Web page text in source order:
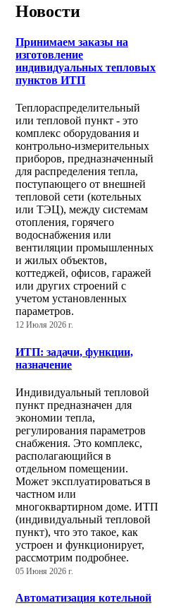
Новости
Принимаем заказы на
изготовление
индивидуальных тепловых
пунктов ИТП
Теплораспределительный
или тепловой пункт - это
комплекс оборудования и
контрольно-измерительных
приборов, предназначенный
для распределения тепла,
поступающего от внешней
тепловой сети (котельных
или ТЭЦ), между системам
отопления, горячего
водоснабжения или
вентиляции промышленных
и жилых объектов,
коттеджей, офисов, гаражей
или других строений с
учетом установленных
параметров.
12 Июля 2026 г.
ИТП: задачи, функции,
назначение
Индивидуальный тепловой
пункт предназначен для
экономии тепла,
регулирования параметров
снабжения. Это комплекс,
располагающийся в
отдельном помещении.
Может эксплуатироваться в
частном или
многоквартирном доме. ИТП
(индивидуальный тепловой
пункт), что это такое, как
устроен и функционирует,
рассмотрим подробнее.
05 Июня 2026 г.
Автоматизация котельной